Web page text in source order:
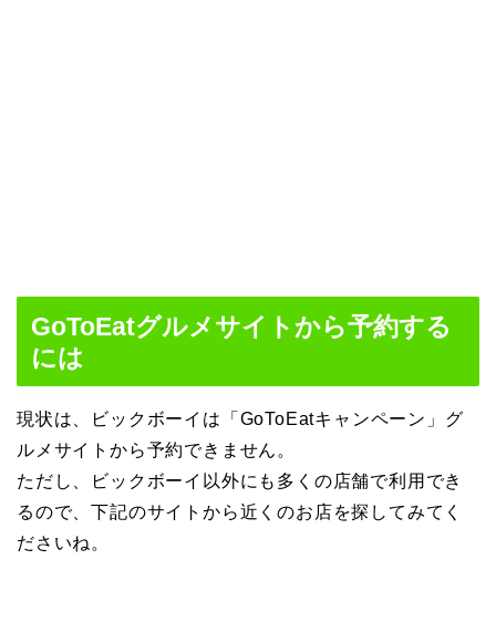
GoToEatグルメサイトから予約する
には
現状は、ビックボーイは「GoToEatキャンペーン」グ
ルメサイトから予約できません。
ただし、ビックボーイ以外にも多くの店舗で利用でき
るので、下記のサイトから近くのお店を探してみてく
ださいね。